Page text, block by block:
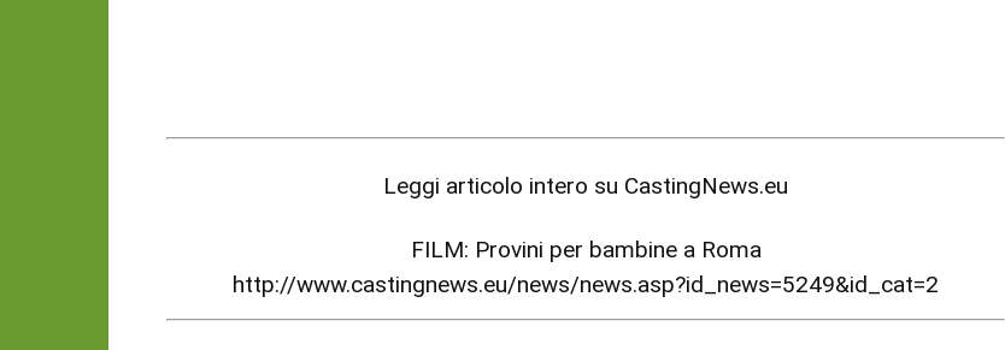
Leggi articolo intero su CastingNews.eu
FILM: Provini per bambine a Roma
http://www.castingnews.eu/news/news.asp?id_news=5249&id_cat=2